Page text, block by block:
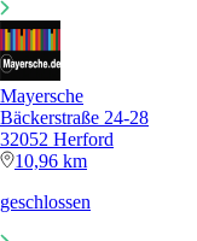
Mayersche
Bäckerstraße 24-28
32052 Herford
10,96 km
geschlossen